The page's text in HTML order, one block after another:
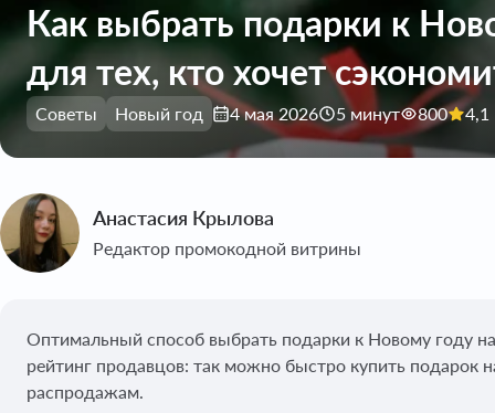
Как выбрать подарки к
для тех, кто хочет
Советы Новый год 4 мая 2026 5 минут 800 4,1
Анастасия Крылова
Редактор промокодной витрины
Оптимальный способ выбрать подарки к Новому году
рейтинг продавцов: так можно быстро купить подарок
распродажам.